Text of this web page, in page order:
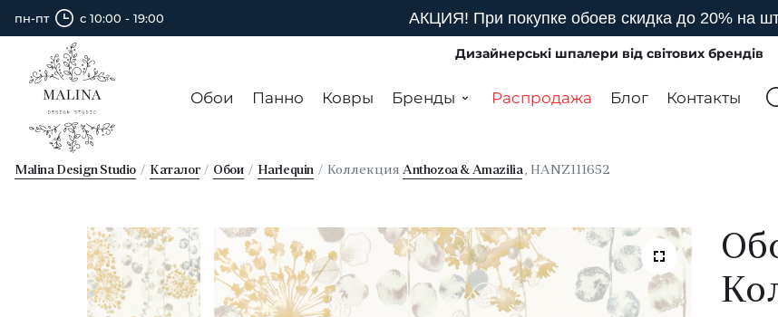
пн-пт с 10:00 - 19:00 АКЦИЯ! При покупке обоев скидка до 20% на
Дизайнерські шпалери від світових брендів
Обои Панно Ковры Бренды Распродажа Блог Контакты
Malina Design Studio Каталог Обои Harlequin КоллекцияAnthozoa & Amazilia, HANZ111652